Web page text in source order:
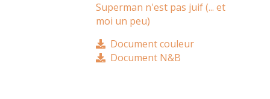
Superman n'est pas juif (... et
moi un peu)
Document couleur
Document N&B